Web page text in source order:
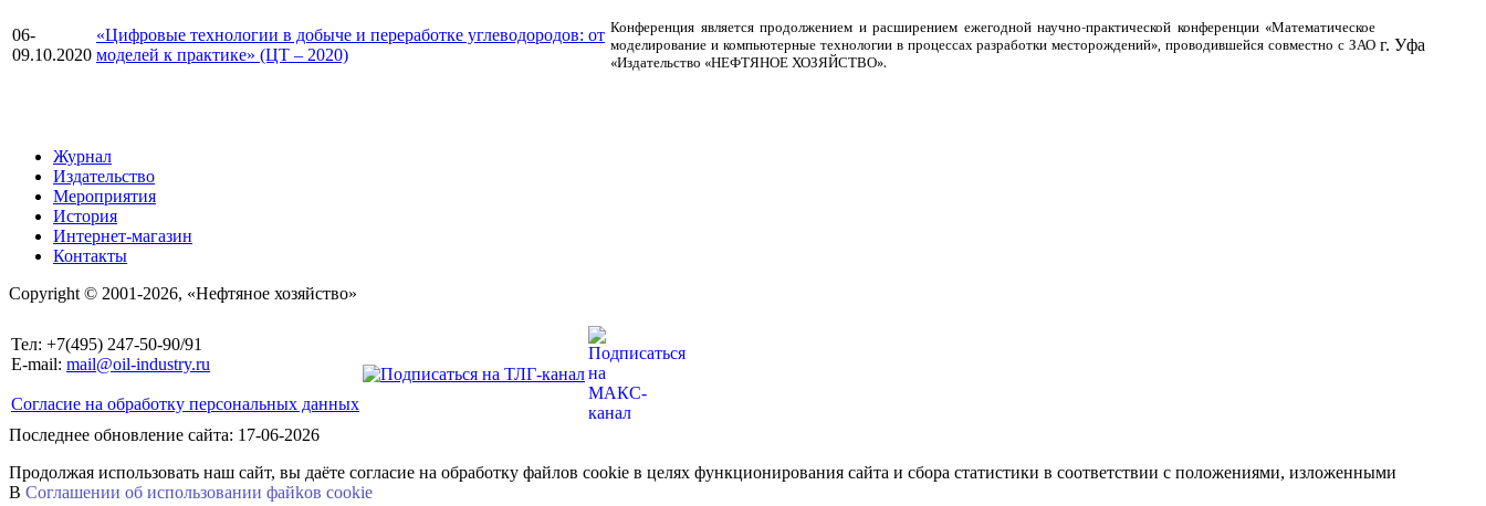
06-
09.10.2020
«Цифровые технологии в добыче и переработке углеводородов: от
моделей к практике» (ЦТ – 2020)
Конференция является продолжением и расширением ежегодной научно-практической конференции «Математическое
моделирование и компьютерные технологии в процессах разработки месторождений», проводившейся совместно с ЗАО
«Издательство «НЕФТЯНОЕ ХОЗЯЙСТВО».
г. Уфа
Журнал
Издательство
Мероприятия
История
Интернет-магазин
Контакты
Copyright © 2001-2026, «Нефтяное хозяйство»
Тел: +7(495) 247-50-90/91
E-mail: mail@oil-industry.ru
Согласие на обработку персональных данных
Последнее обновление сайта: 17-06-2026
Продолжая использовать наш сайт, вы даёте согласие на обработку файлов cookie в целях функционирования сайта и сбора статистики в соответствии с положениями, изложенными
В Соглашении об использовании файkов cookie